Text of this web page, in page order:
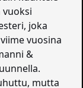
vuoksi
joka
vuosina
&
mutta